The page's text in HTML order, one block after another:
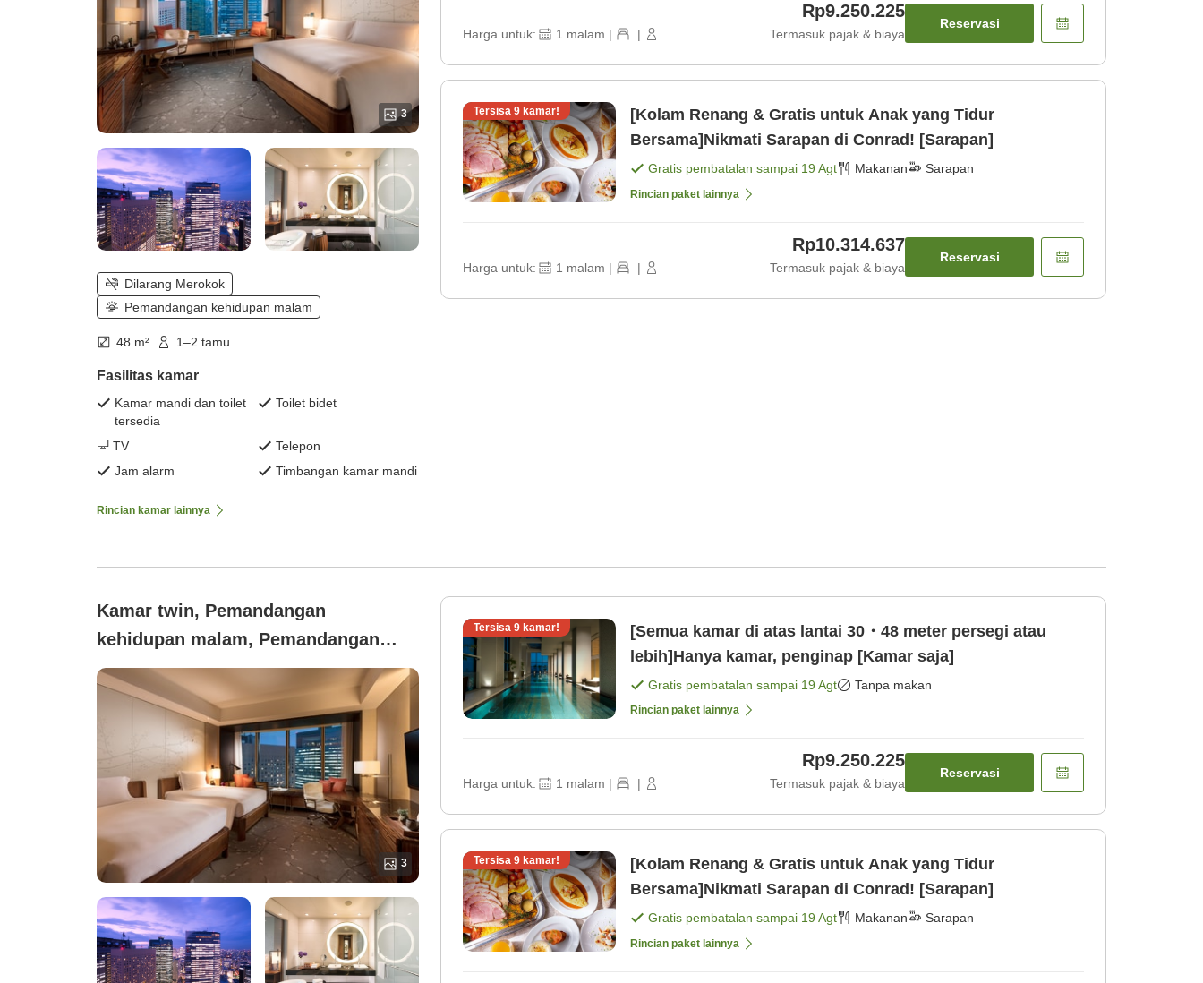
3
Dilarang Merokok
Pemandangan kehidupan malam
48 m² 1–2 tamu
Fasilitas kamar
Kamar mandi dan toilet
tersedia
Toilet bidet
TV
Telepon
Jam alarm
Timbangan kamar mandi
Rincian kamar lainnya
Harga untuk: 1 malam | |
Rp9.250.225
Termasuk pajak & biaya
Reservasi
Tersisa 9 kamar!
[Kolam Renang & Gratis untuk Anak yang Tidur
Bersama]Nikmati Sarapan di Conrad! [Sarapan]
Gratis pembatalan sampai 19 Agt Makanan Sarapan
Rincian paket lainnya
Harga untuk: 1 malam | |
Rp10.314.637
Termasuk pajak & biaya
Reservasi
Kamar twin, Pemandangan
kehidupan malam, Pemandangan
kota, Tidak merokok (【bebas asap
rokok】Kamar Twin Kota)
3
Tersisa 9 kamar!
[Semua kamar di atas lantai 30・48 meter persegi atau
lebih]Hanya kamar, penginap [Kamar saja]
Gratis pembatalan sampai 19 Agt Tanpa makan
Rincian paket lainnya
Harga untuk: 1 malam | |
Rp9.250.225
Termasuk pajak & biaya
Reservasi
Tersisa 9 kamar!
[Kolam Renang & Gratis untuk Anak yang Tidur
Bersama]Nikmati Sarapan di Conrad! [Sarapan]
Gratis pembatalan sampai 19 Agt Makanan Sarapan
Rincian paket lainnya